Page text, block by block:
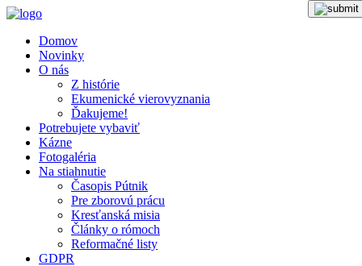
Domov
Novinky
O nás
Z histórie
Ekumenické vierovyznania
Ďakujeme!
Potrebujete vybaviť
Kázne
Fotogaléria
Na stiahnutie
Časopis Pútnik
Pre zborovú prácu
Kresťanská misia
Články o rómoch
Reformačné listy
GDPR